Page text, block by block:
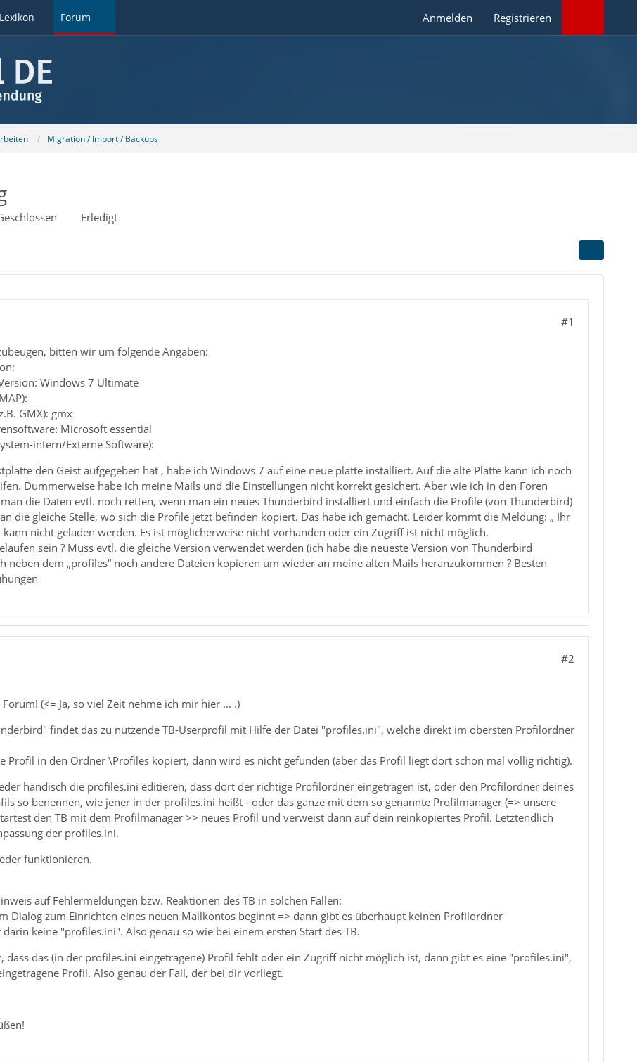
Forum Anmelden Registrieren
Migration / Import / Backups
Erledigt
#1
bitten wir um folgende Angaben:
Windows 7 Ultimate
GMX): gmx
Microsoft essential
intern/Externe Software):
den Geist aufgegeben hat , habe ich Windows 7 auf eine neue platte installiert. Auf die alte Platte kann ich noch
Dummerweise habe ich meine Mails und die Einstellungen nicht korrekt gesichert. Aber wie ich in den Foren
die Daten evtl. noch retten, wenn man ein neues Thunderbird installiert und einfach die Profile (von Thunderbird)
die gleiche Stelle, wo sich die Profile jetzt befinden kopiert. Das habe ich gemacht. Leider kommt die Meldung: „ Ihr
nicht geladen werden. Es ist möglicherweise nicht vorhanden oder ein Zugriff ist nicht möglich.
sein ? Muss evtl. die gleiche Version verwendet werden (ich habe die neueste Version von Thunderbird
neben dem „profiles“ noch andere Dateien kopieren um wieder an meine alten Mails heranzukommen ? Besten
#2
(<= Ja, so viel Zeit nehme ich mir hier ... .)
findet das zu nutzende TB-Userprofil mit Hilfe der Datei "profiles.ini", welche direkt im obersten Profilordner
Profil in den Ordner \Profiles kopiert, dann wird es nicht gefunden (aber das Profil liegt dort schon mal völlig richtig).
händisch die profiles.ini editieren, dass dort der richtige Profilordner eingetragen ist, oder den Profilordner deines
so benennen, wie jener in der profiles.ini heißt - oder das ganze mit dem so genannte Profilmanager (=> unsere
den TB mit dem Profilmanager >> neues Profil und verweist dann auf dein reinkopiertes Profil. Letztendlich
der profiles.ini.
funktionieren.
auf Fehlermeldungen bzw. Reaktionen des TB in solchen Fällen:
Dialog zum Einrichten eines neuen Mailkontos beginnt => dann gibt es überhaupt keinen Profilordner
keine "profiles.ini". Also genau so wie bei einem ersten Start des TB.
dass das (in der profiles.ini eingetragene) Profil fehlt oder ein Zugriff nicht möglich ist, dann gibt es eine "profiles.ini",
Profil. Also genau der Fall, der bei dir vorliegt.